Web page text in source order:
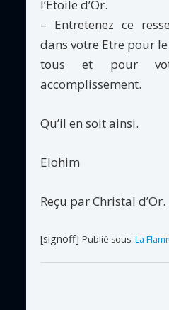
l’Étoile d’Or.
– Entretenez ce
dans votre Etre pour
tous et pour
accomplissement.
Qu’il en soit ainsi.
Elohim
Reçu par Christal d’Or.
[signoff] Publié sous :La